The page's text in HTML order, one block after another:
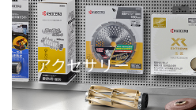
アクセサリー